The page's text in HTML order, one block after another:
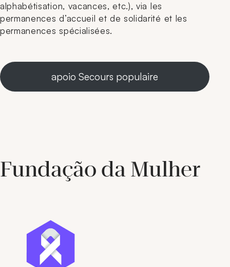
alphabétisation, vacances, etc.), via les
permanences d’accueil et de solidarité et les
permanences spécialisées.
apoio Secours populaire
Fundação da Mulher